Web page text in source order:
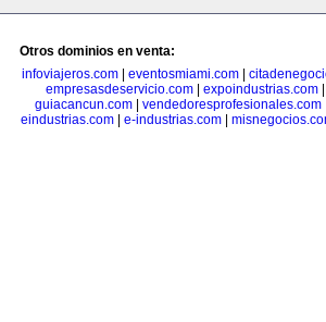
Otros dominios en venta:
infoviajeros.com
eventosmiami.com
empresasdeservicio.com
expoindustrias.com
guiacancun.com| vendedoresprofesionales.com
eindustrias.com
e-industrias.com